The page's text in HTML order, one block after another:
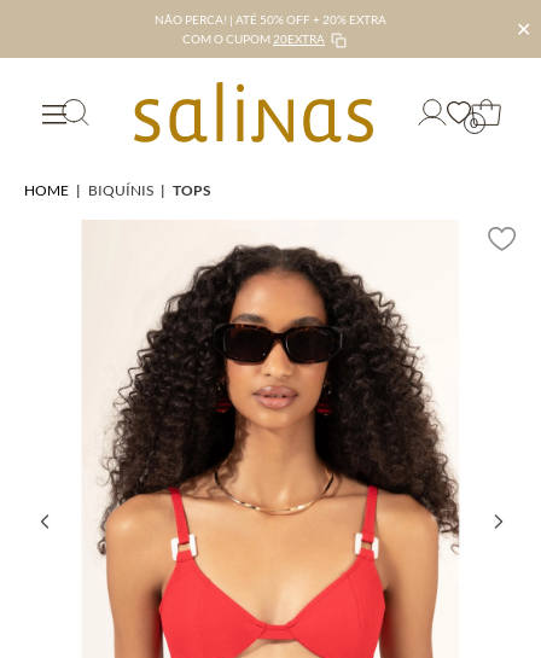
NÃO PERCA! | ATÉ 50% OFF + 20% EXTRA
COM O CUPOM 20EXTRA ✕
0
HOME | BIQUÍNIS | TOPS